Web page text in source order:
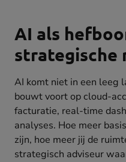
AI als
strategische
AI komt niet in een leeg
bouwt voort op cloud-
facturatie, real-time
analyses. Hoe meer
zijn, hoe meer jij de
strategisch adviseur